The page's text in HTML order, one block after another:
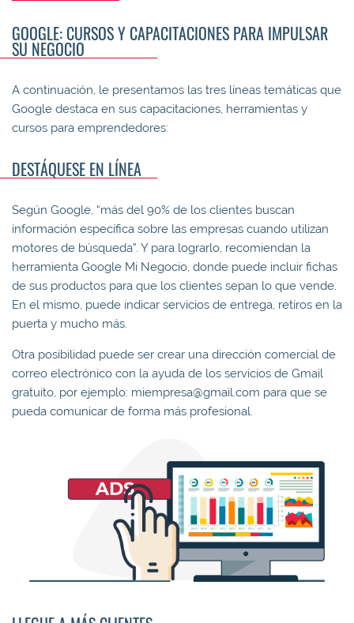
GOOGLE: CURSOS Y CAPACITACIONES PARA IMPULSAR
SU NEGOCIO
A continuación, le presentamos las tres líneas temáticas que
Google destaca en sus capacitaciones, herramientas y
cursos para emprendedores:
DESTÁQUESE EN LÍNEA
Según Google, “más del 90% de los clientes buscan
información específica sobre las empresas cuando utilizan
motores de búsqueda”. Y para lograrlo, recomiendan la
herramienta Google Mi Negocio, donde puede incluir fichas
de sus productos para que los clientes sepan lo que vende.
En el mismo, puede indicar servicios de entrega, retiros en la
puerta y mucho más.
Otra posibilidad puede ser crear una dirección comercial de
correo electrónico con la ayuda de los servicios de Gmail
gratuito, por ejemplo: miempresa@gmail.com para que se
pueda comunicar de forma más profesional.